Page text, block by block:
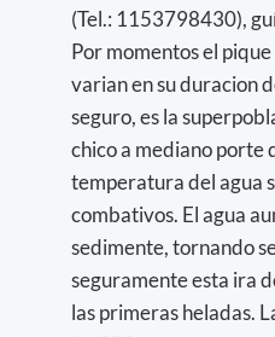
(Tel.: 1153798430),
Por momentos el
varian en su duracion
seguro, es la
chico a mediano porte
temperatura del agua
combativos. El agua
sedimente, tornando
seguramente esta ira
las primeras heladas.